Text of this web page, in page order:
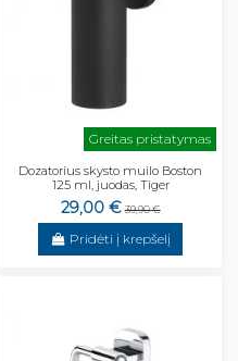
Greitas pristatymas
Dozatorius skysto muilo Boston
125 ml, juodas, Tiger
29,00 € 39,90 €
Pridėti į krepšelį